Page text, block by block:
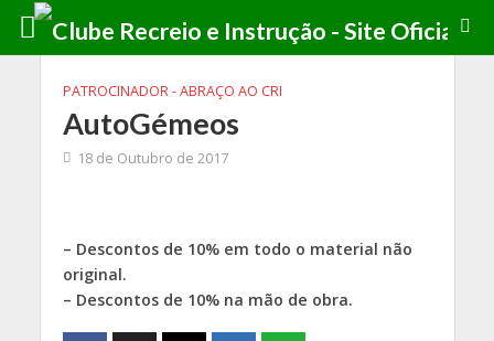
PATROCINADOR - ABRAÇO AO CRI
AutoGémeos
18 de Outubro de 2017
– Descontos de 10% em todo o material não
original.
– Descontos de 10% na mão de obra.